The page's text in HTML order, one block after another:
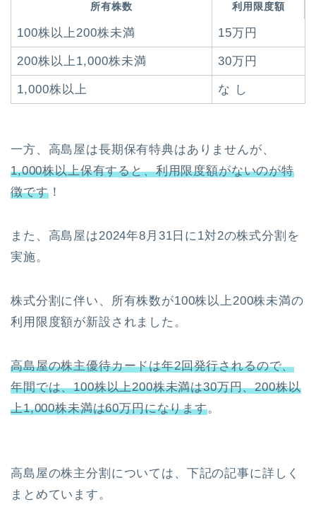
所有株数 利用限度額
100株以上200株未満 15万円
200株以上1,000株未満 30万円
1,000株以上 な し
一方、高島屋は長期保有特典はありませんが、
1,000株以上保有すると、利用限度額がないのが特
徴です！
また、高島屋は2024年8月31日に1対2の株式分割を
実施。
株式分割に伴い、所有株数が100株以上200株未満の
利用限度額が新設されました。
高島屋の株主優待カードは年2回発行されるので、
年間では、100株以上200株未満は30万円、200株以
上1,000株未満は60万円になります。
高島屋の株主分割については、下記の記事に詳しく
まとめています。